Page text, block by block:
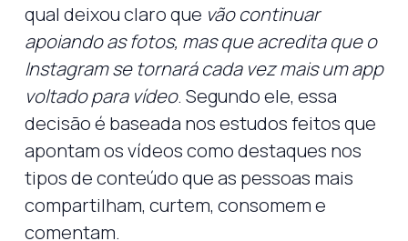
qual deixou claro que vão continuar
apoiando as fotos, mas que acredita que o
Instagram se tornará cada vez mais um app
voltado para vídeo. Segundo ele, essa
decisão é baseada nos estudos feitos que
apontam os vídeos como destaques nos
tipos de conteúdo que as pessoas mais
compartilham, curtem, consomem e
comentam.